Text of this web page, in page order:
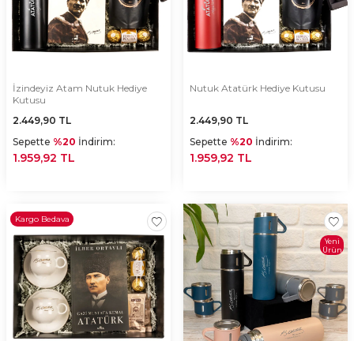
İzindeyiz Atam Nutuk Hediye
Kutusu
2.449,90 TL
Sepette %20 İndirim:
1.959,92 TL
Nutuk Atatürk Hediye Kutusu
2.449,90 TL
Sepette %20 İndirim:
1.959,92 TL
Kargo Bedava
Yeni
Ürün